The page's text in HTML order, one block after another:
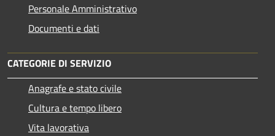
Personale Amministrativo
Documenti e dati
CATEGORIE DI SERVIZIO
Anagrafe e stato civile
Cultura e tempo libero
Vita lavorativa